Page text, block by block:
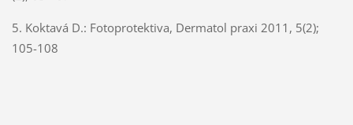
5. Koktavá D.: Fotoprotektiva, Dermatol praxi 2011, 5(2);
105-108